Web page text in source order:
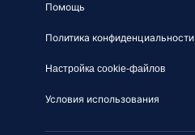
Помощь
Политика конфиденциальности
Настройка cookie-файлов
Условия использования